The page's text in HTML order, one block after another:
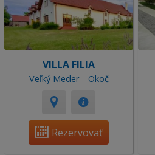
VILLA FILIA
Veľký Meder - Okoč
Rezervovať